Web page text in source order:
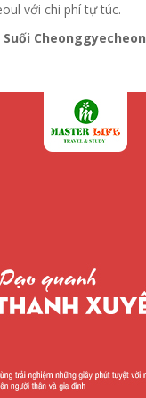
với chi phí tự túc.
Cheonggyecheon